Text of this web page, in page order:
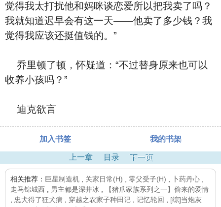
觉得我太打扰他和妈咪谈恋爱所以把我卖了吗？
我就知道迟早会有这一天——他卖了多少钱？我
觉得我应该还挺值钱的。”
乔里顿了顿，怀疑道：“不过替身原来也可以
收养小孩吗？”
迪克欲言
加入书签 我的书架
上一章 目录 下一页
相关推荐： 巨星制造机 关家日常(H) 零父受子(H) 卜药丹心
走马锦城西
男主都是深井冰
【猪爪家族系列之一】偷来的爱情
忠犬得了狂犬病 穿越之农家子种田记 记忆轮回
[综]当炮灰